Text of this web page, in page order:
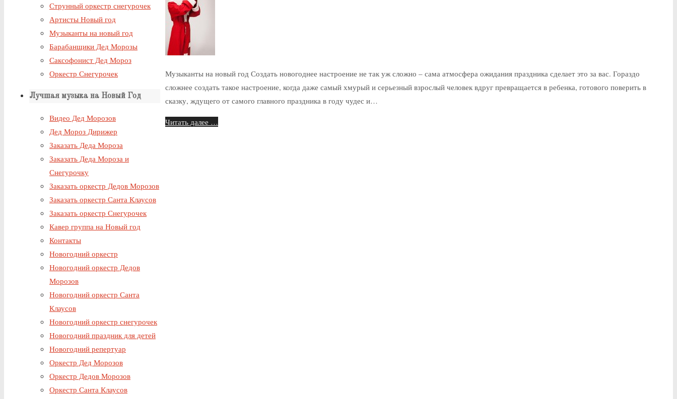
Музыканты на новый год Создать новогоднее настроение не так уж сложно – сама атмосфера ожидания праздника сделает это за вас. Гораздо
сложнее создать такое настроение, когда даже самый хмурый и серьезный взрослый человек вдруг превращается в ребенка, готового поверить в
сказку, ждущего от самого главного праздника в году чудес и…
Читать далее …
Струнный оркестр снегурочек
Артисты Новый год
Музыканты на новый год
Барабанщики Дед Морозы
Саксофонист Дед Мороз
Оркестр Снегурочек
Лучшая музыка на Новый Год
Видео Дед Морозов
Дед Мороз Дирижер
Заказать Деда Мороза
Заказать Деда Мороза и
Снегурочку
Заказать оркестр Дедов Морозов
Заказать оркестр Санта Клаусов
Заказать оркестр Снегурочек
Кавер группа на Новый год
Контакты
Новогодний оркестр
Новогодний оркестр Дедов
Морозов
Новогодний оркестр Санта
Клаусов
Новогодний оркестр снегурочек
Новогодний праздник для детей
Новогодний репертуар
Оркестр Дед Морозов
Оркестр Дедов Морозов
Оркестр Санта Клаусов